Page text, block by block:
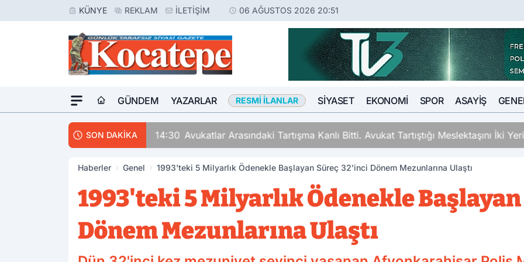
KÜNYE REKLAM İLETIŞIM 06 AĞUSTOS 2026 20:51
GÜNDEM YAZARLAR RESMI İLANLAR SIYASET EKONOMI SPOR ASAYIŞ
SON DAKİKA 14:30 Avukatlar Arasındaki Tartışma Kanlı Bitti. Avukat Tartıştığı Meslektaşını İki
Haberler Genel 1993'teki 5 Milyarlık Ödenekle Başlayan Süreç 32'inci Dönem Mezunlarına Ulaştı
1993'teki 5 Milyarlık Ödenekle
Dönem Mezunlarına Ulaştı